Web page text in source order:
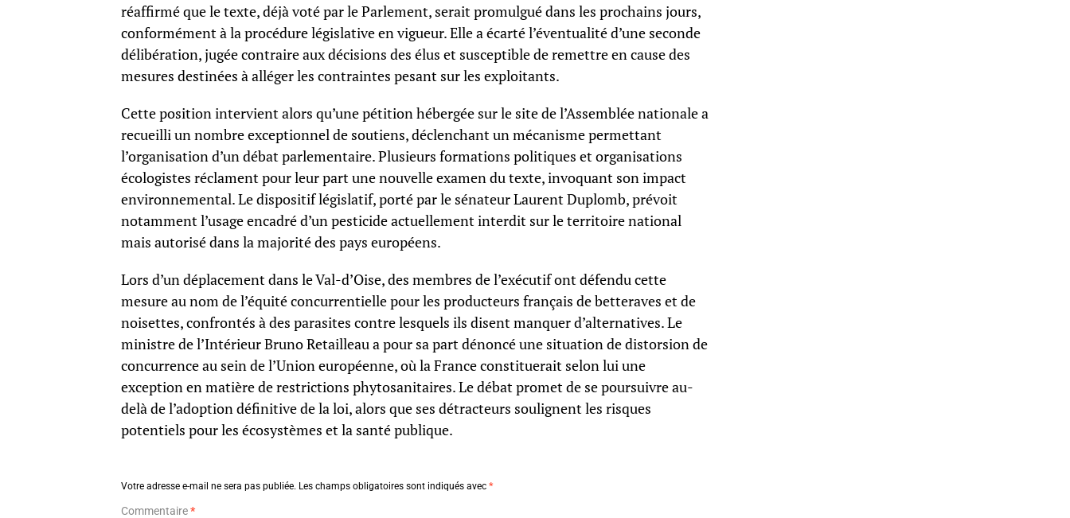
réaffirmé que le texte, déjà voté par le Parlement, serait promulgué dans les prochains jours,
conformément à la procédure législative en vigueur. Elle a écarté l’éventualité d’une seconde
délibération, jugée contraire aux décisions des élus et susceptible de remettre en cause des
mesures destinées à alléger les contraintes pesant sur les exploitants.
Cette position intervient alors qu’une pétition hébergée sur le site de l’Assemblée nationale a
recueilli un nombre exceptionnel de soutiens, déclenchant un mécanisme permettant
l’organisation d’un débat parlementaire. Plusieurs formations politiques et organisations
écologistes réclament pour leur part une nouvelle examen du texte, invoquant son impact
environnemental. Le dispositif législatif, porté par le sénateur Laurent Duplomb, prévoit
notamment l’usage encadré d’un pesticide actuellement interdit sur le territoire national
mais autorisé dans la majorité des pays européens.
Lors d’un déplacement dans le Val-d’Oise, des membres de l’exécutif ont défendu cette
mesure au nom de l’équité concurrentielle pour les producteurs français de betteraves et de
noisettes, confrontés à des parasites contre lesquels ils disent manquer d’alternatives. Le
ministre de l’Intérieur Bruno Retailleau a pour sa part dénoncé une situation de distorsion de
concurrence au sein de l’Union européenne, où la France constituerait selon lui une
exception en matière de restrictions phytosanitaires. Le débat promet de se poursuivre au-
delà de l’adoption définitive de la loi, alors que ses détracteurs soulignent les risques
potentiels pour les écosystèmes et la santé publique.
Votre adresse e-mail ne sera pas publiée. Les champs obligatoires sont indiqués avec *
Commentaire*